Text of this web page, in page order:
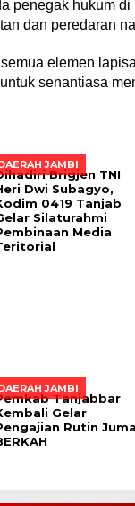
penegak hukum
dan peredaran
elemen
senantiasa
JAMBI
Brigjen TNI
Dwi Subagyo,
0419 Tanjab
Silaturahmi
Media
JAMBI
Tanjabbar
Gelar
Rutin